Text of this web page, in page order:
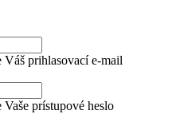
prihlasovací e-mail
prístupové heslo